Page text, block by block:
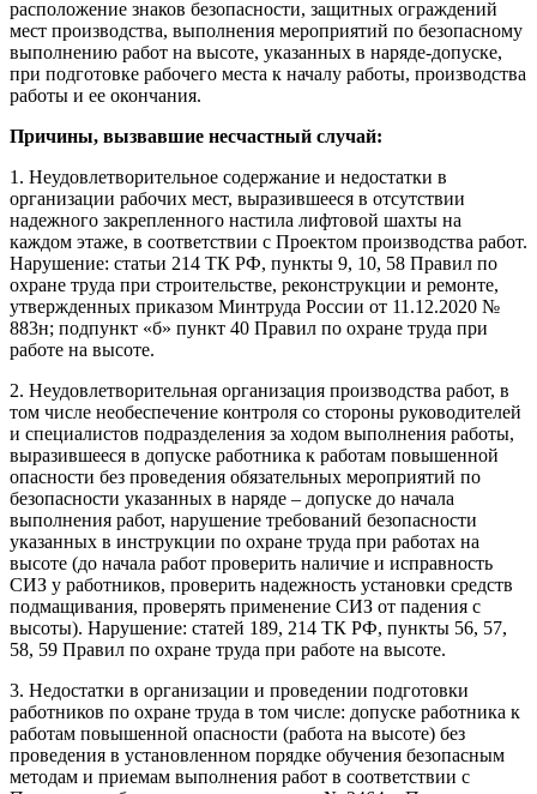
расположение знаков безопасности, защитных ограждений
мест производства, выполнения мероприятий по безопасному
выполнению работ на высоте, указанных в наряде-допуске,
при подготовке рабочего места к началу работы, производства
работы и ее окончания.
Причины, вызвавшие несчастный случай:
1. Неудовлетворительное содержание и недостатки в
организации рабочих мест, выразившееся в отсутствии
надежного закрепленного настила лифтовой шахты на
каждом этаже, в соответствии с Проектом производства работ.
Нарушение: статьи 214 ТК РФ, пункты 9, 10, 58 Правил по
охране труда при строительстве, реконструкции и ремонте,
утвержденных приказом Минтруда России от 11.12.2020 №
883н; подпункт «б» пункт 40 Правил по охране труда при
работе на высоте.
2. Неудовлетворительная организация производства работ, в
том числе необеспечение контроля со стороны руководителей
и специалистов подразделения за ходом выполнения работы,
выразившееся в допуске работника к работам повышенной
опасности без проведения обязательных мероприятий по
безопасности указанных в наряде – допуске до начала
выполнения работ, нарушение требований безопасности
указанных в инструкции по охране труда при работах на
высоте (до начала работ проверить наличие и исправность
СИЗ у работников, проверить надежность установки средств
подмащивания, проверять применение СИЗ от падения с
высоты). Нарушение: статей 189, 214 ТК РФ, пункты 56, 57,
58, 59 Правил по охране труда при работе на высоте.
3. Недостатки в организации и проведении подготовки
работников по охране труда в том числе: допуске работника к
работам повышенной опасности (работа на высоте) без
проведения в установленном порядке обучения безопасным
методам и приемам выполнения работ в соответствии с